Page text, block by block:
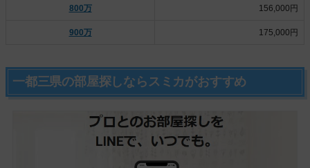
800万 156,000円
900万 175,000円
一都三県の部屋探しならスミカがおすすめ